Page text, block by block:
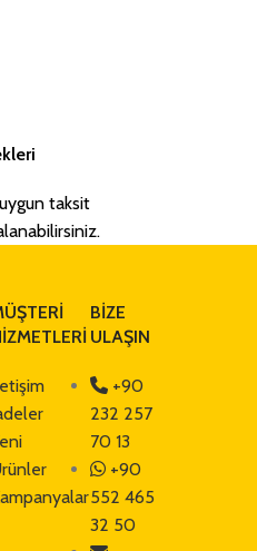
taksit
BİZE
ULAŞIN
+90
232 257
70 13
+90
552 465
32 50